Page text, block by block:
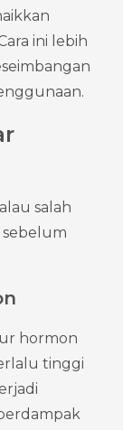
ini lebih
salah
hormon
tinggi